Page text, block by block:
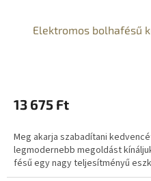
Elektromos bolhafésű
13 675 Ft
Meg akarja szabadítani
legmodernebb megoldást
fésű egy nagy teljesítményű